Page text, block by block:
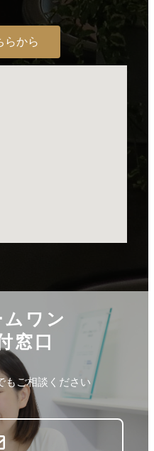
らから
ムワン
窓口
もご相談ください